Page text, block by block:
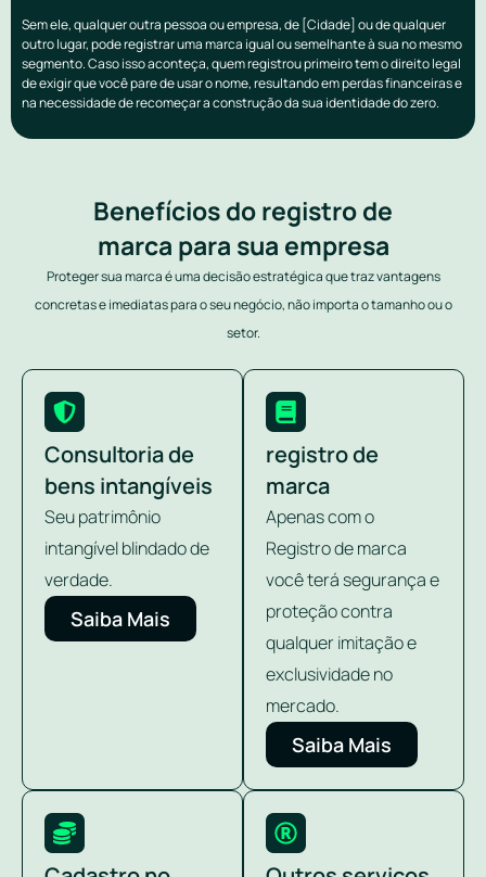
Sem ele, qualquer outra pessoa ou empresa, de [Cidade] ou de qualquer
outro lugar, pode registrar uma marca igual ou semelhante à sua no mesmo
segmento. Caso isso aconteça, quem registrou primeiro tem o direito legal
de exigir que você pare de usar o nome, resultando em perdas financeiras e
na necessidade de recomeçar a construção da sua identidade do zero.
Benefícios do registro de
marca para sua empresa
Proteger sua marca é uma decisão estratégica que traz vantagens
concretas e imediatas para o seu negócio, não importa o tamanho ou o
setor.
Consultoria de
bens intangíveis
Seu patrimônio
intangível blindado de
verdade.
Saiba Mais
registro de
marca
Apenas com o
Registro de marca
você terá segurança e
proteção contra
qualquer imitação e
exclusividade no
mercado.
Saiba Mais